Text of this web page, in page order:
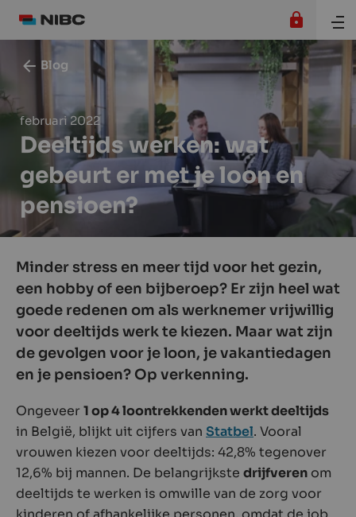
Blog
februari 2022
Deeltijds werken: wat
gebeurt er met je loon en
pensioen?
Minder stress en meer tijd voor het gezin,
een hobby of een bijberoep? Er zijn heel wat
goede redenen om als werknemer vrijwillig
voor deeltijds werk te kiezen. Maar wat zijn
de gevolgen voor je loon, je vakantiedagen
en je pensioen? Op verkenning.
Ongeveer 1 op 4 loontrekkenden werkt deeltijds
in België, blijkt uit cijfers van Statbel. Vooral
vrouwen kiezen voor deeltijds: 42,8% tegenover
12,6% bij mannen. De belangrijkste drijfveren om
deeltijds te werken is omwille van de zorg voor